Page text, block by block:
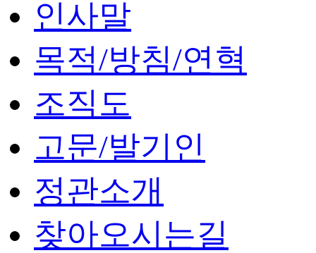
인사말
목적/방침/연혁
조직도
고문/발기인
정관소개
찾아오시는길